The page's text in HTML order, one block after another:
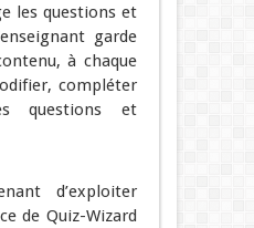
les questions et
garde
à chaque
compléter
questions et
d’exploiter
de Quiz-Wizard